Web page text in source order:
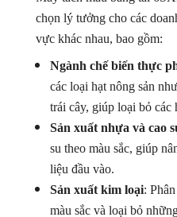
chọn lý tưởng cho các
vực khác nhau, bao gồm:
Ngành chế biến thực
các loại hạt nông sản
trái cây, giúp loại bỏ các
Sản xuất nhựa và cao
su theo màu sắc, giúp
liệu đầu vào.
Sản xuất kim loại:
màu sắc và loại bỏ